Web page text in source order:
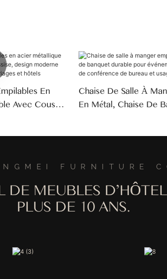
En
Avec Coussin
Chaise De Salle À
En Métal, Chaise De
FURNITURE
DE MEUBLES
PLUS DE 10 ANS.